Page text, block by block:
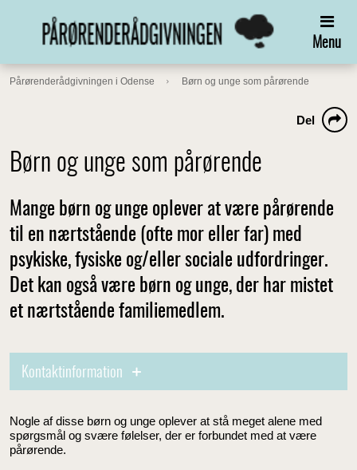
Menu
Pårørenderådgivningen i Odense Børn og unge som pårørende
Børn og unge som pårørende
Del
Mange børn og unge oplever at være pårørende
til en nærtstående (ofte mor eller far) med
psykiske, fysiske og/eller sociale udfordringer.
Det kan også være børn og unge, der har mistet
et nærtstående familiemedlem.
Kontaktinformation
Nogle af disse børn og unge oplever at stå meget alene med
spørgsmål og svære følelser, der er forbundet med at være
pårørende.